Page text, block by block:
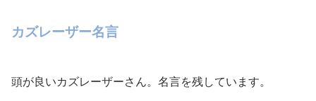
カズレーザー名言
頭が良いカズレーザーさん。名言を残しています。